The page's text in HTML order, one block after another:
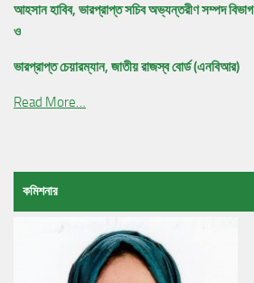
আহসান হাবিব, ভারপ্রাপ্ত সচিব অভ্যন্তরীণ সম্পদ বিভাগ
ও
ভারপ্রাপ্ত চেয়ারম্যান, জাতীয় রাজস্ব বোর্ড (এনবিআর)
Read More…
কমিশনার